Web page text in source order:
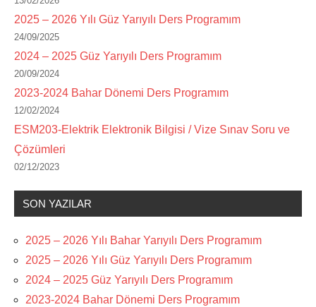
2025 – 2026 Yılı Güz Yarıyılı Ders Programım
24/09/2025
2024 – 2025 Güz Yarıyılı Ders Programım
20/09/2024
2023-2024 Bahar Dönemi Ders Programım
12/02/2024
ESM203-Elektrik Elektronik Bilgisi / Vize Sınav Soru ve
Çözümleri
02/12/2023
SON YAZILAR
2025 – 2026 Yılı Bahar Yarıyılı Ders Programım
2025 – 2026 Yılı Güz Yarıyılı Ders Programım
2024 – 2025 Güz Yarıyılı Ders Programım
2023-2024 Bahar Dönemi Ders Programım